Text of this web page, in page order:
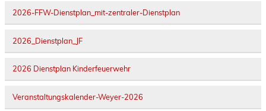
2026-FFW-Dienstplan_mit-zentraler-Dienstplan
2026_Dienstplan_JF
2026 Dienstplan Kinderfeuerwehr
Veranstaltungskalender-Weyer-2026